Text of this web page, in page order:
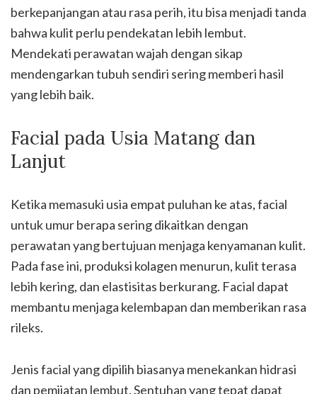
berkepanjangan atau rasa perih, itu bisa menjadi tanda
bahwa kulit perlu pendekatan lebih lembut.
Mendekati perawatan wajah dengan sikap
mendengarkan tubuh sendiri sering memberi hasil
yang lebih baik.
Facial pada Usia Matang dan
Lanjut
Ketika memasuki usia empat puluhan ke atas, facial
untuk umur berapa sering dikaitkan dengan
perawatan yang bertujuan menjaga kenyamanan kulit.
Pada fase ini, produksi kolagen menurun, kulit terasa
lebih kering, dan elastisitas berkurang. Facial dapat
membantu menjaga kelembapan dan memberikan rasa
rileks.
Jenis facial yang dipilih biasanya menekankan hidrasi
dan pemijatan lembut. Sentuhan yang tepat dapat